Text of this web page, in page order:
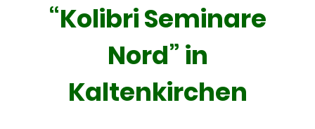
“Kolibri Seminare
Nord” in
Kaltenkirchen